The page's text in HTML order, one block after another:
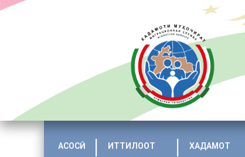
АСОСӢ ИТТИЛООТ ХАДАМОТ